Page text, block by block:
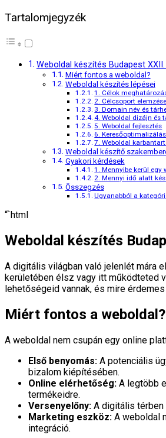
Tartalomjegyzék
Weboldal készítés Budapest
Miért fontos a weboldal?
Weboldal készítés lépései
1. Célok
2. Célcsoport elemzése
3. Domain név és
4. Weboldal dizájn és
5. Weboldal fejlesztés
6. Keresőoptimalizálás
7. Weboldal
Weboldal készítő
Gyakori kérdések
1. Mennyibe kerül egy
2. Mennyi idő alatt
Összegzés
Ugyanabból a
“`html
Weboldal készítés
A digitális világban való jelenlét mára
kerületében élsz vagy itt működteted
lehetőségeid vannak, és mire
Miért fontos a weboldal?
A weboldal nem csupán egy online
Első benyomás: A potenciális
bizalom kiépítésében.
Online elérhetőség: A legtöbb
termékeidre.
Versenyelőny: A digitális
Marketing eszköz: A weboldal
integráció.